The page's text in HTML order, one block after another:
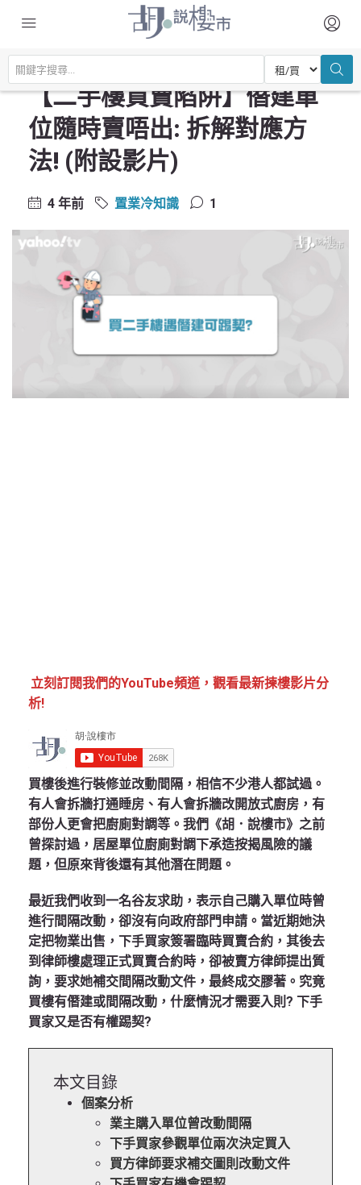
主頁
置業冷知識
【二手樓買賣陷阱】僭建單位隨時賣唔出: 拆解對應方法! (附設影片)
【二手樓買賣陷阱】僭建單
位隨時賣唔出: 拆解對應方
法! (附設影片)
4 年前 置業冷知識 1
立刻訂閱我們的YouTube頻道，觀看最新揀樓影片分
析!
買樓後進行裝修並改動間隔，相信不少港人都試過。
有人會拆牆打通睡房、有人會拆牆改開放式廚房，有
部份人更會把廚廁對調等。我們《胡．說樓市》之前
曾探討過，居屋單位廚廁對調下承造按揭風險的議
題，但原來背後還有其他潛在問題。
最近我們收到一名谷友求助，表示自己購入單位時曾
進行間隔改動，卻沒有向政府部門申請。當近期她決
定把物業出售，下手買家簽署臨時買賣合約，其後去
到律師樓處理正式買賣合約時，卻被賣方律師提出質
詢，要求她補交間隔改動文件，最終成交膠著。究竟
買樓有僭建或間隔改動，什麼情況才需要入則? 下手
買家又是否有權踢契?
本文目錄
個案分析
業主購入單位曾改動間隔
下手買家參觀單位兩次決定買入
買方律師要求補交圖則改動文件